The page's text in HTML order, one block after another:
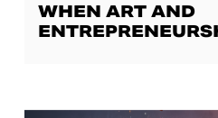
WHEN ART AND